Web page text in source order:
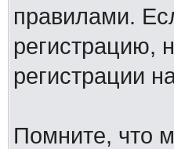
правилами.
регистрацию,
регистрации
Помните, что